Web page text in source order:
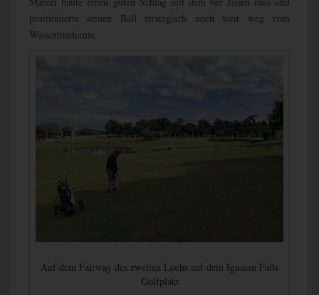
positionierte seinen Ball strategisch noch weit weg vom
Wasserhindernis.
Auf dem Fairway des zweiten Lochs auf dem Iguassu Falls
Golfplatz